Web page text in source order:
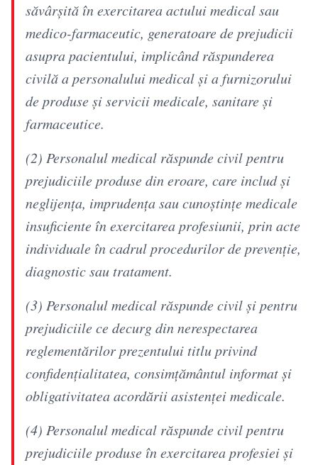
săvârşită în exercitarea actului medical sau
medico-farmaceutic, generatoare de prejudicii
asupra pacientului, implicând răspunderea
civilă a personalului medical şi a furnizorului
de produse şi servicii medicale, sanitare şi
farmaceutice.
(2) Personalul medical răspunde civil pentru
prejudiciile produse din eroare, care includ şi
neglijenţa, imprudenţa sau cunoştinţe medicale
insuficiente în exercitarea profesiunii, prin acte
individuale în cadrul procedurilor de prevenţie,
diagnostic sau tratament.
(3) Personalul medical răspunde civil şi pentru
prejudiciile ce decurg din nerespectarea
reglementărilor prezentului titlu privind
confidenţialitatea, consimţământul informat şi
obligativitatea acordării asistenţei medicale.
(4) Personalul medical răspunde civil pentru
prejudiciile produse în exercitarea profesiei şi